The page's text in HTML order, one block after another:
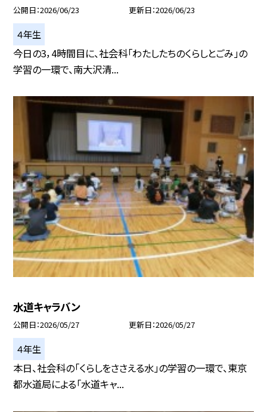
公開日 2026/06/23 更新日 2026/06/23
４年生
今日の3，4時間目に、社会科「わたしたちのくらしとごみ」の
学習の一環で、南大沢清...
水道キャラバン
公開日 2026/05/27 更新日 2026/05/27
４年生
本日、社会科の「くらしをささえる水」の学習の一環で、東京
都水道局による「水道キャ...